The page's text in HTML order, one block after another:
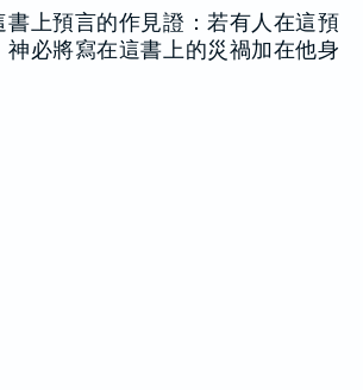
書上預言的作見證：若有人在這預
神必將寫在這書上的災禍加在他身